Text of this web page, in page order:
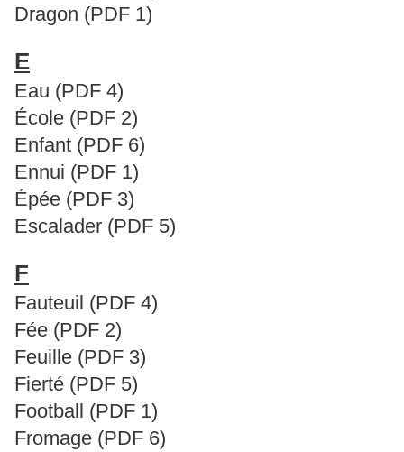
Dragon (PDF 1)
E
Eau (PDF 4)
École (PDF 2)
Enfant (PDF 6)
Ennui (PDF 1)
Épée (PDF 3)
Escalader (PDF 5)
F
Fauteuil (PDF 4)
Fée (PDF 2)
Feuille (PDF 3)
Fierté (PDF 5)
Football (PDF 1)
Fromage (PDF 6)